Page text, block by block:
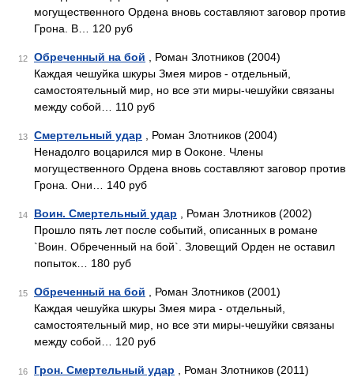
могущественного Ордена вновь составляют заговор против
Грона. В… 120 руб
12 Обреченный на бой , Роман Злотников (2004)
Каждая чешуйка шкуры Змея миров - отдельный,
самостоятельный мир, но все эти миры-чешуйки связаны
между собой… 110 руб
13 Смертельный удар , Роман Злотников (2004)
Ненадолго воцарился мир в Ооконе. Члены
могущественного Ордена вновь составляют заговор против
Грона. Они… 140 руб
14 Воин. Смертельный удар , Роман Злотников (2002)
Прошло пять лет после событий, описанных в романе
`Воин. Обреченный на бой`. Зловещий Орден не оставил
попыток… 180 руб
15 Обреченный на бой , Роман Злотников (2001)
Каждая чешуйка шкуры Змея мира - отдельный,
самостоятельный мир, но все эти миры-чешуйки связаны
между собой… 120 руб
16 Грон. Смертельный удар , Роман Злотников (2011)